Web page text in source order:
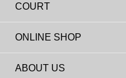
COURT
ONLINE SHOP
ABOUT US